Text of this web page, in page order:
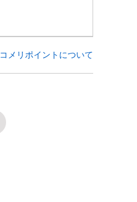
コメリポイントについて